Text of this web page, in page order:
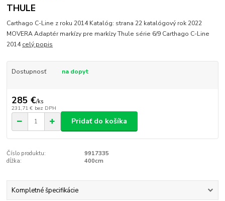
THULE
Carthago C-Line z roku 2014 Katalóg: strana 22 katalógový rok 2022
MOVERA Adaptér markízy pre markízy Thule série 6/9 Carthago C-Line
2014celý popis
Dostupnosť na dopyt
285 €/ks
231,71 € bez DPH
Pridať do košíka
Číslo produktu:
9917335
dĺžka:
400cm
Kompletné špecifikácie